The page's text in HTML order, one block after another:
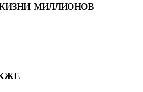
миллионов